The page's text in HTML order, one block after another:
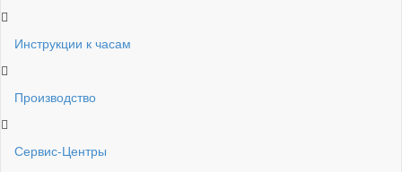
Инструкции к часам
Производство
Сервис-Центры